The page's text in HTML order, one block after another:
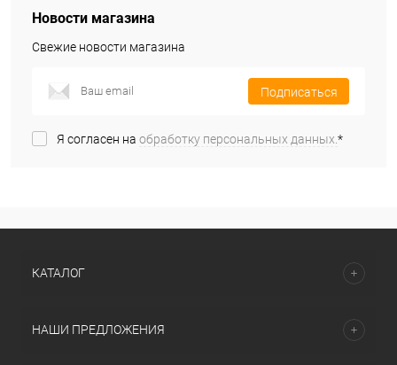
Новости магазина
Свежие новости магазина
Подписаться
Я согласен на обработку персональных данных.*
КАТАЛОГ
НАШИ ПРЕДЛОЖЕНИЯ